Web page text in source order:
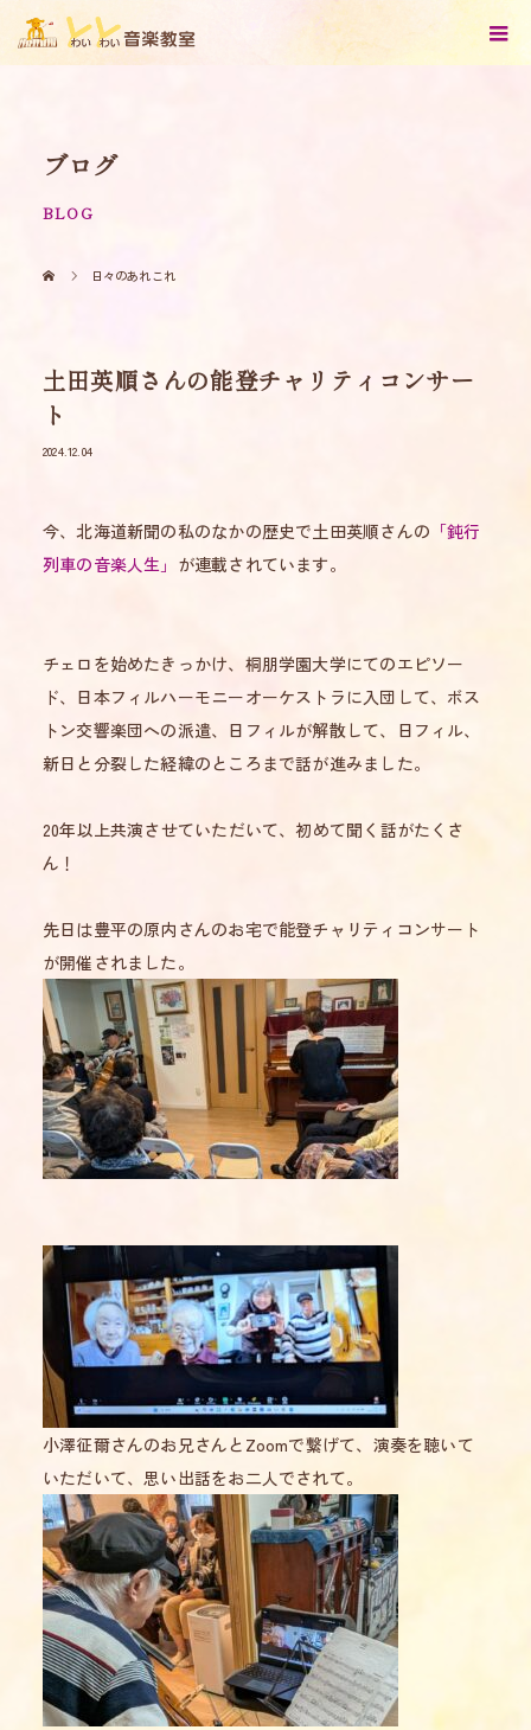
ブログ
BLOG
日々のあれこれ
土田英順さんの能登チャリティコンサー
ト
2024.12.04
今、北海道新聞の私のなかの歴史で土田英順さんの 「鈍行
列車の音楽人生」 が連載されています。
チェロを始めたきっかけ、桐朋学園大学にてのエピソー
ド、日本フィルハーモニーオーケストラに入団して、ボス
トン交響楽団への派遣、日フィルが解散して、日フィル、
新日と分裂した経緯のところまで話が進みました。
20年以上共演させていただいて、初めて聞く話がたくさ
ん！
先日は豊平の原内さんのお宅で能登チャリティコンサート
が開催されました。
小澤征爾さんのお兄さんとZoomで繋げて、演奏を聴いて
いただいて、思い出話をお二人でされて。